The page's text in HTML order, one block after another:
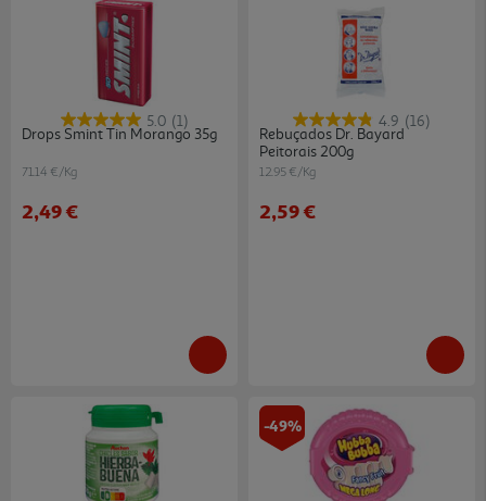
5.0 (1)
Drops Smint Tin Morango 35g
71.14 €/Kg
2,49 €
4.9 (16)
Rebuçados Dr. Bayard
Peitorais 200g
12.95 €/Kg
2,59 €
-49%